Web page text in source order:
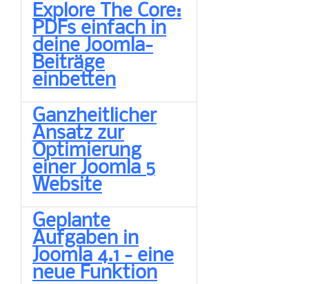
Explore The Core:
PDFs einfach in
deine Joomla-
Beiträge
einbetten
Ganzheitlicher
Ansatz zur
Optimierung
einer Joomla 5
Website
Geplante
Aufgaben in
Joomla 4.1 - eine
neue Funktion